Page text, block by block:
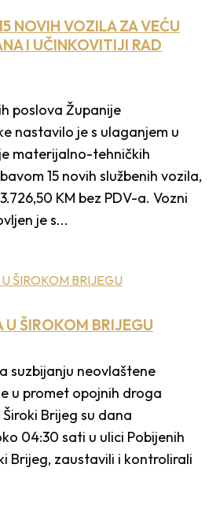
NOVIH VOZILA ZA VEĆU
I UČINKOVITIJI RAD
poslova Županije
nastavilo je s ulaganjem u
materijalno-tehničkih
15 novih službenih vozila,
KM bez PDV-a. Vozni
je s...
ŠIROKOM BRIJEGU
suzbijanju neovlaštene
u promet opojnih droga
Brijeg su dana
04:30 sati u ulici Pobijenih
Brijeg, zaustavili i kontrolirali